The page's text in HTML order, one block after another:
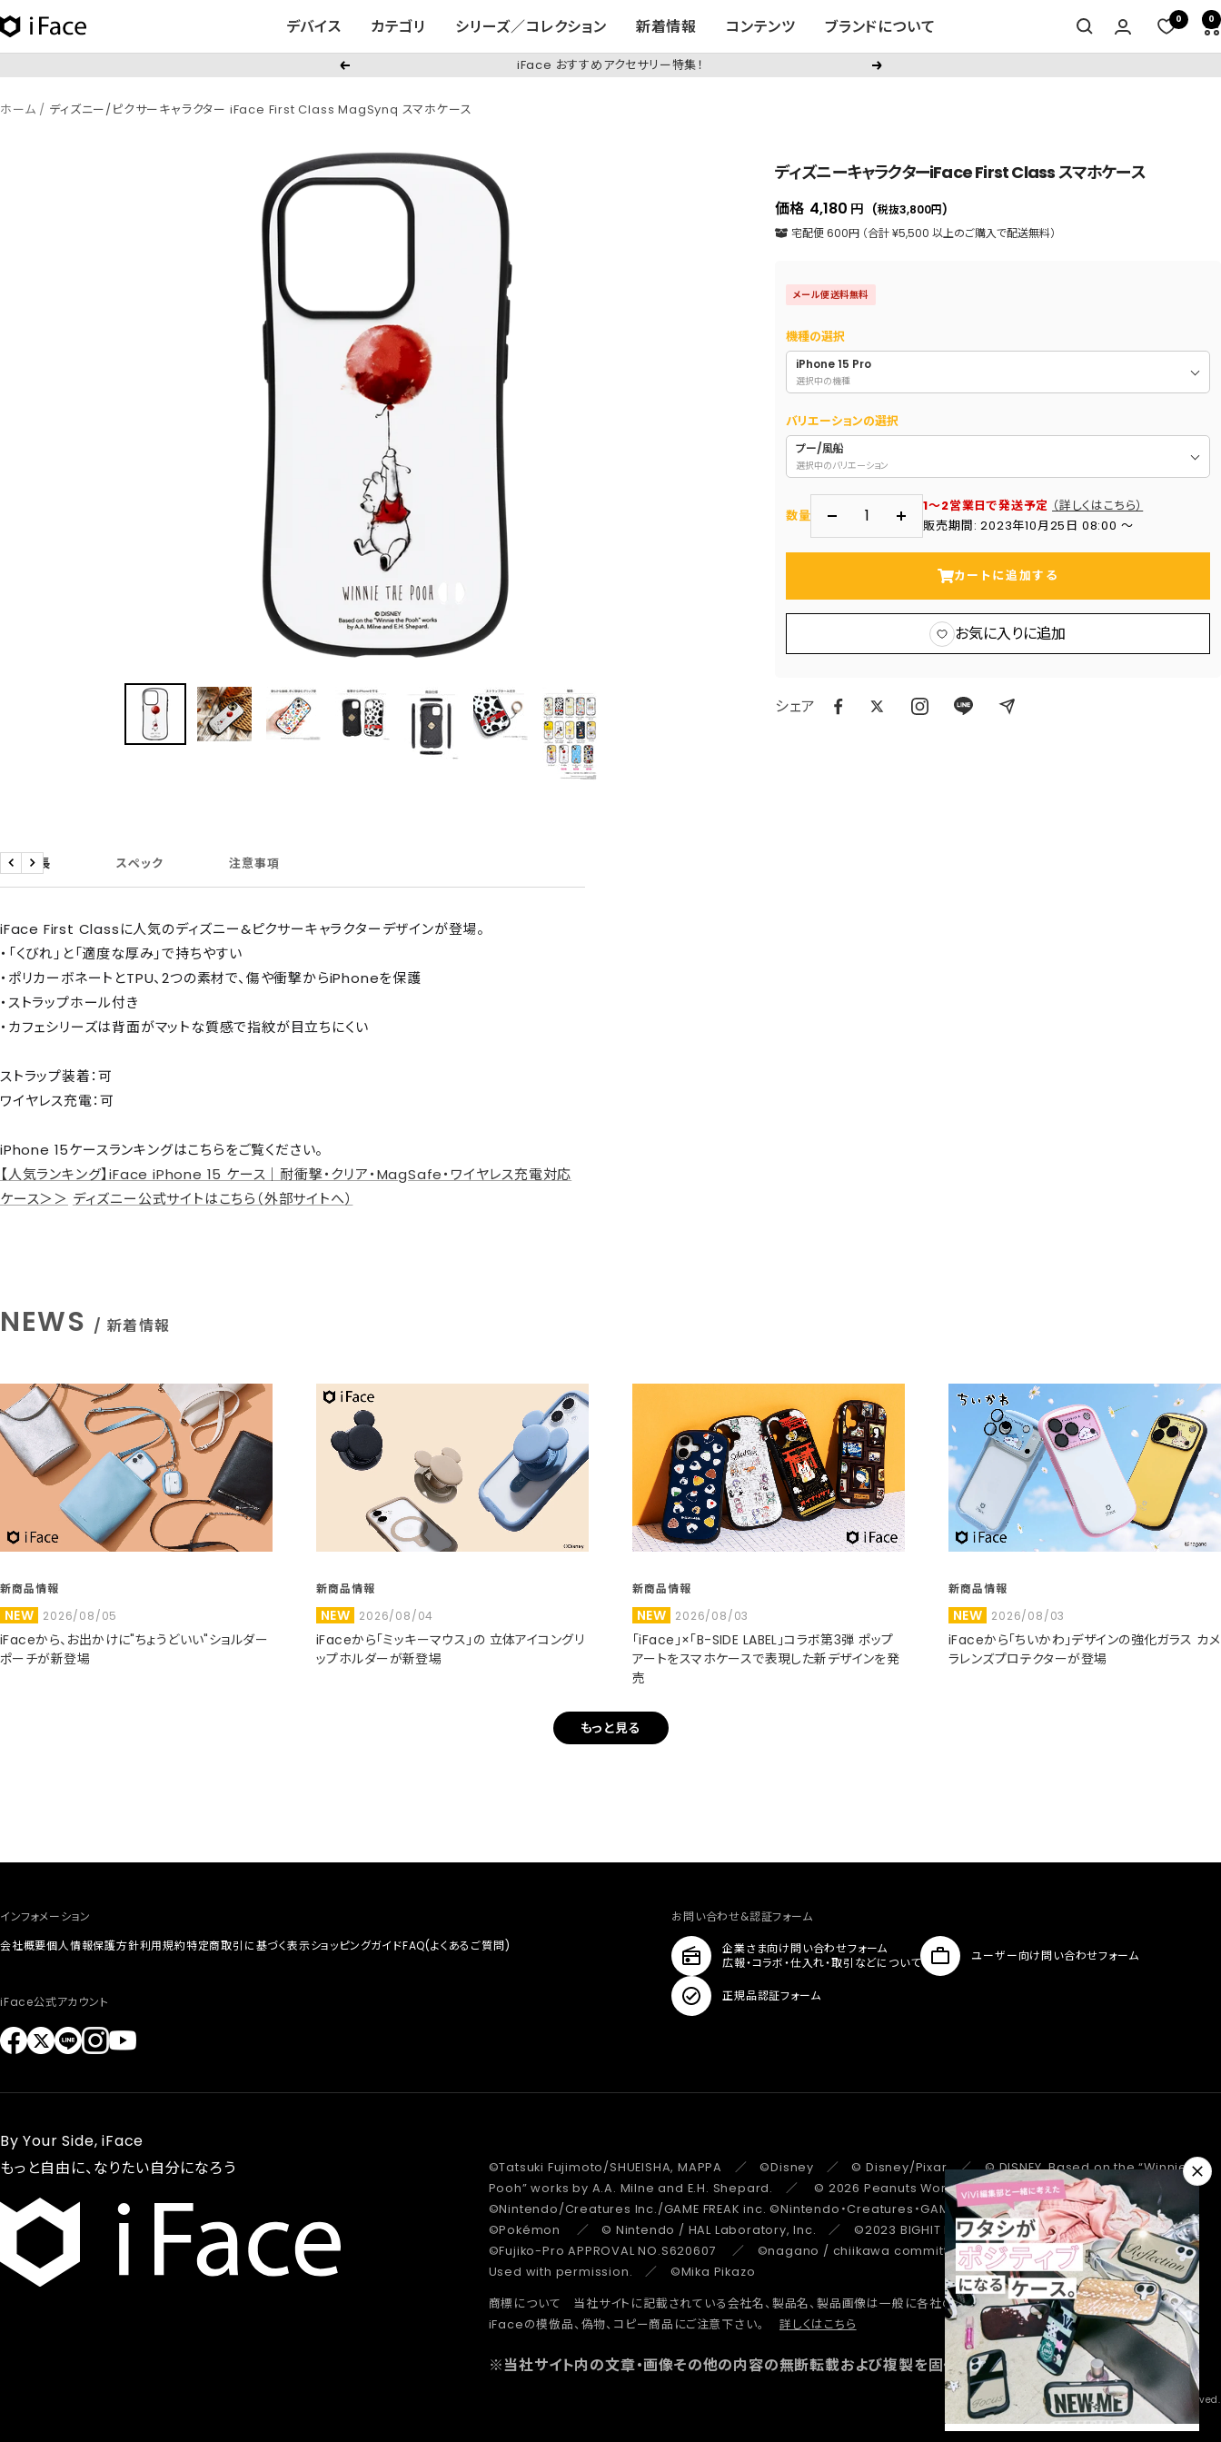
コ
ン
ツ
デバイス カテゴリ シリーズ／コレクション 新着情報 コンテンツ ブランドについて
iFace
日
本
公
0 0
戻
iFace おすすめアクセサリー特集！
次
ホーム ディズニー/ピクサーキャラクター iFace First Class MagSynq スマホケース
ディズニーキャラクターiFace First Class スマホケース
価格 セ
ー
価
格
4,180 円 (税抜3,800円)
宅配便 600円 （合計 ¥5,500 以上のご購入で配送無料）
メール便送料無料
機種の選択
iPhone 15 Pro
選択中の機種
バリエーションの選択
プー/風船
選択中のバリエーション
数量
量
減
す
数
量
増
す
1～2営業日で発送予定 （詳しくはこちら）
販売期間: 2023年10月25日 08:00 〜
カートに追加する
お気に入りに追加
シェア
商品特長 スペック 注意事項
戻 次
iFace First Classに人気のディズニー&ピクサーキャラクターデザインが登場。
・「くびれ」と「適度な厚み」で持ちやすい
・ポリカーボネートとTPU、2つの素材で、傷や衝撃からiPhoneを保護
・ストラップホール付き
・カフェシリーズは背面がマットな質感で指紋が目立ちにくい
ストラップ装着：可
ワイヤレス充電：可
iPhone 15ケースランキングはこちらをご覧ください。
【人気ランキング】iFace iPhone 15 ケース｜耐衝撃・クリア・MagSafe・ワイヤレス充電対応
ケース＞＞ ディズニー公式サイトはこちら（外部サイトへ）
NEWS / 新着情報
新商品情報
NEW 2026/08/05
iFaceから、お出かけに"ちょうどいい"ショルダー
ポーチが新登場
新商品情報
NEW 2026/08/04
iFaceから「ミッキーマウス」の 立体アイコングリ
ップホルダーが新登場
新商品情報
NEW 2026/08/03
「iFace」×「B-SIDE LABEL」コラボ第3弾 ポップ
アートをスマホケースで表現した新デザインを発
売
新商品情報
NEW 2026/08/03
iFaceから「ちいかわ」デザインの強化ガラス カメ
ラレンズプロテクターが登場
もっと見る
インフォメーション
会社概要個人情報保護方針利用規約特定商取引に基づく表示ショッピングガイドFAQ(よくあるご質問)
iFace公式アカウント
お問い合わせ&認証フォーム
企業さま向け問い合わせフォーム
広報・コラボ・仕入れ・取引などについて
ユーザー向け問い合わせフォーム
正規品認証フォーム
©Tatsuki Fujimoto/SHUEISHA, MAPPA ／ ©Disney ／ © Disney/Pixar ／ © DISNEY. Based on the “Winnie the
Pooh” works by A.A. Milne and E.H. Shepard. ／ © 2026 Peanuts Worldwide LLC ／ ©Pokémon.
©Nintendo/Creatures Inc./GAME FREAK inc. ©Nintendo・Creatures・GAME FREAK・TV Tokyo・ShoPro・JR Kikaku
©Pokémon ／ © Nintendo / HAL Laboratory, Inc. ／ ©2023 BIGHIT MUSIC / HYBE. All Rights Reserved. ／
©Fujiko-Pro APPROVAL NO.S620607 ／ ©nagano / chiikawa committee ／ STRANGER THINGS ™/© Netflix.
Used with permission. ／ ©Mika Pikazo
商標について 当社サイトに記載されている会社名、製品名、製品画像は一般に各社の商標または登録商標です。
詳しくはこちら
iFaceの模倣品、偽物、コピー商品にご注意下さい。
詳しくはこちら
※当社サイト内の文章・画像その他の内容の無断転載および複製を固く禁じます。
By Your Side, iFace
もっと自由に、なりたい自分になろう
Copyright © Hamee Corp. All Rights Reserved.